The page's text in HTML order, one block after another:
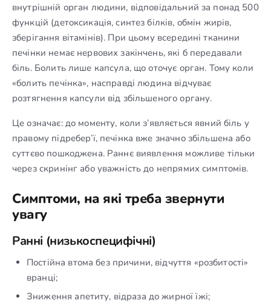
внутрішній орган людини, відповідальний за понад 500
функцій (детоксикація, синтез білків, обмін жирів,
зберігання вітамінів). При цьому всередині тканини
печінки немає нервових закінчень, які б передавали
біль. Болить лише капсула, що оточує орган. Тому коли
«болить печінка», насправді людина відчуває
розтягнення капсули від збільшеного органу.
Це означає: до моменту, коли з’являється явний біль у
правому підребер’ї, печінка вже значно збільшена або
суттєво пошкоджена. Раннє виявлення можливе тільки
через скринінг або уважність до непрямих симптомів.
Симптоми, на які треба звернути
увагу
Ранні (низькоспецифічні)
Постійна втома без причини, відчуття «розбитості»
вранці;
Зниження апетиту, відраза до жирної їжі;